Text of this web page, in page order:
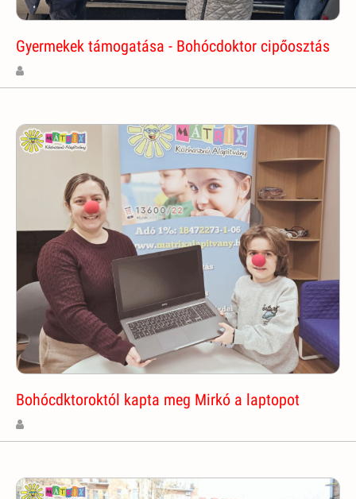
Gyermekek támogatása - Bohócdoktor cipőosztás
Bohócdktoroktól kapta meg Mirkó a laptopot